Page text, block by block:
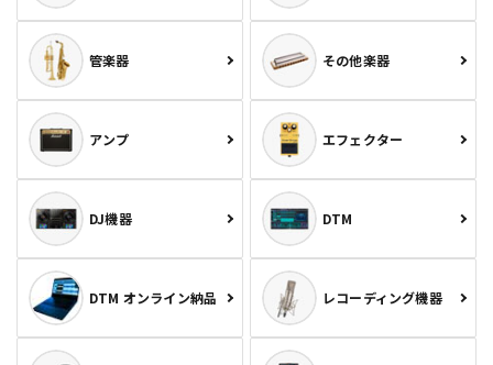
管楽器 その他楽器
アンプ エフェクター
DJ機器 DTM
DTM オンライン納品 レコーディング機器